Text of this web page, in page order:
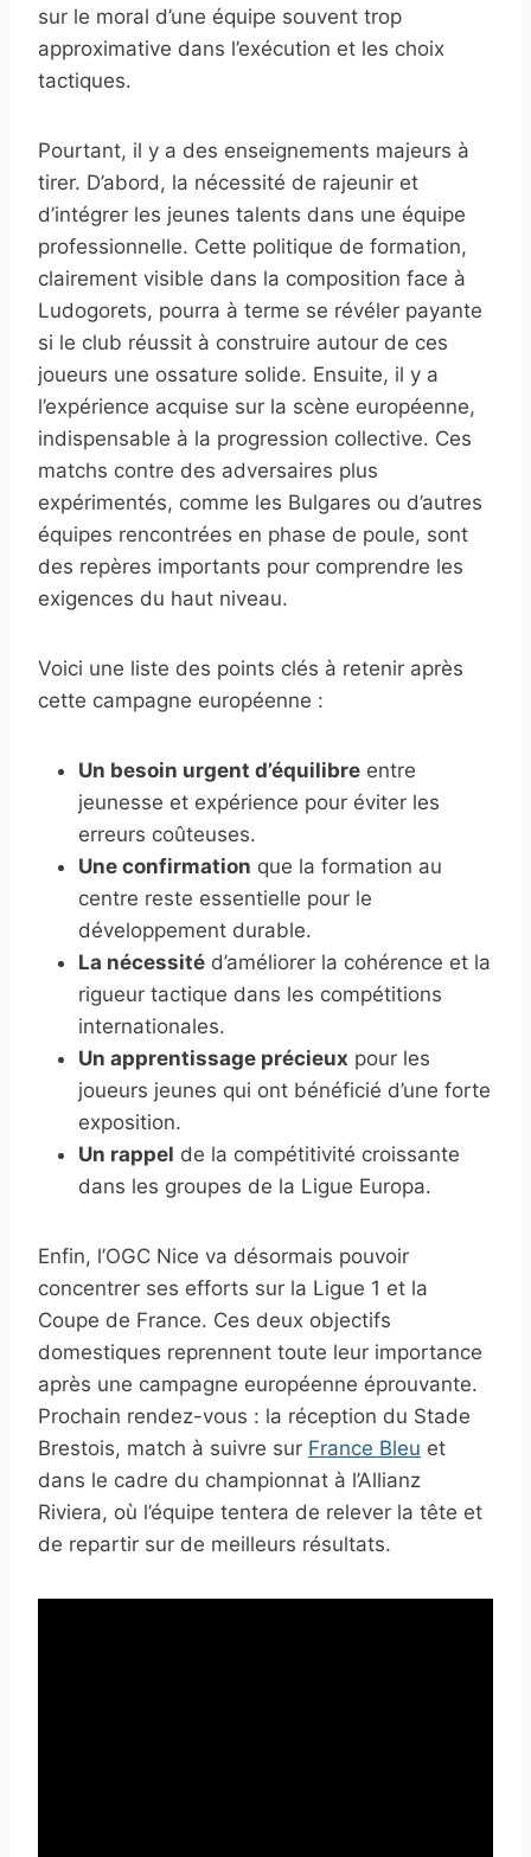
sur le moral d’une équipe souvent trop
approximative dans l’exécution et les choix
tactiques.
Pourtant, il y a des enseignements majeurs à
tirer. D’abord, la nécessité de rajeunir et
d’intégrer les jeunes talents dans une équipe
professionnelle. Cette politique de formation,
clairement visible dans la composition face à
Ludogorets, pourra à terme se révéler payante
si le club réussit à construire autour de ces
joueurs une ossature solide. Ensuite, il y a
l’expérience acquise sur la scène européenne,
indispensable à la progression collective. Ces
matchs contre des adversaires plus
expérimentés, comme les Bulgares ou d’autres
équipes rencontrées en phase de poule, sont
des repères importants pour comprendre les
exigences du haut niveau.
Voici une liste des points clés à retenir après
cette campagne européenne :
Un besoin urgent d’équilibre entre
jeunesse et expérience pour éviter les
erreurs coûteuses.
Une confirmation que la formation au
centre reste essentielle pour le
développement durable.
La nécessité d’améliorer la cohérence et la
rigueur tactique dans les compétitions
internationales.
Un apprentissage précieux pour les
joueurs jeunes qui ont bénéficié d’une forte
exposition.
Un rappel de la compétitivité croissante
dans les groupes de la Ligue Europa.
Enfin, l’OGC Nice va désormais pouvoir
concentrer ses efforts sur la Ligue 1 et la
Coupe de France. Ces deux objectifs
domestiques reprennent toute leur importance
après une campagne européenne éprouvante.
Prochain rendez-vous : la réception du Stade
Brestois, match à suivre sur France Bleu et
dans le cadre du championnat à l’Allianz
Riviera, où l’équipe tentera de relever la tête et
de repartir sur de meilleurs résultats.